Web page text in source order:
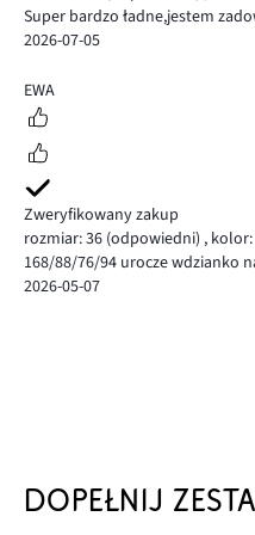
Super bardzo ładne,jestem
2026-07-05
5
EWA
Zweryfikowany zakup
rozmiar: 36 (odpowiedni) ,
168/88/76/94 urocze wdzianko
2026-05-07
DOPEŁNIJ